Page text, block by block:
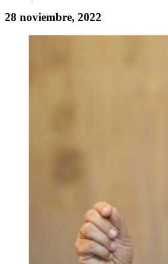
28 noviembre, 2022